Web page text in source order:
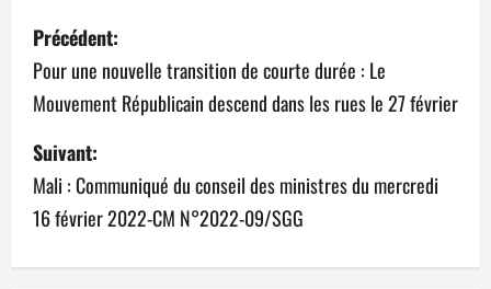
N
a
v
i
g
a
Précédent:
Pour une nouvelle transition de courte durée : Le
Mouvement Républicain descend dans les rues le 27 février
Suivant:
Mali : Communiqué du conseil des ministres du mercredi
16 février 2022-CM N°2022-09/SGG